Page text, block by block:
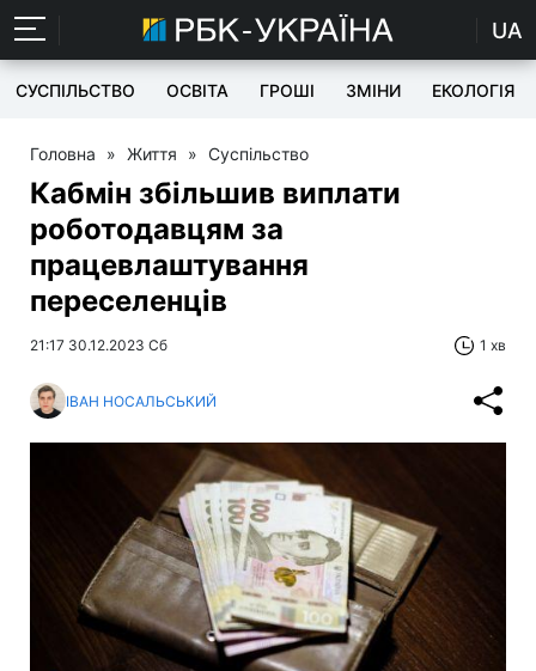
UA
СУСПІЛЬСТВО ОСВІТА ГРОШІ ЗМІНИ ЕКОЛОГІЯ
Головна » Життя » Суспільство
Кабмін збільшив виплати
роботодавцям за
працевлаштування
переселенців
21:17 30.12.2023 Сб 1 хв
ІВАН НОСАЛЬСЬКИЙ